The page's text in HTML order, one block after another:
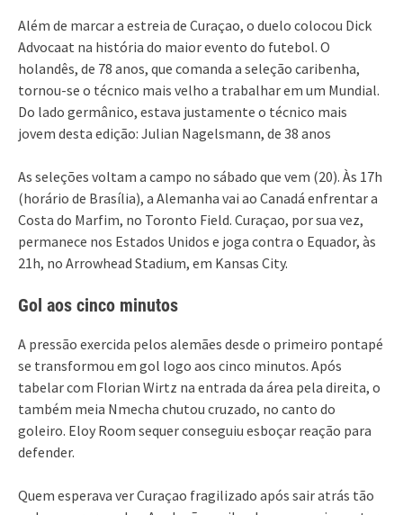
Além de marcar a estreia de Curaçao, o duelo colocou Dick
Advocaat na história do maior evento do futebol. O
holandês, de 78 anos, que comanda a seleção caribenha,
tornou-se o técnico mais velho a trabalhar em um Mundial.
Do lado germânico, estava justamente o técnico mais
jovem desta edição: Julian Nagelsmann, de 38 anos
As seleções voltam a campo no sábado que vem (20). Às 17h
(horário de Brasília), a Alemanha vai ao Canadá enfrentar a
Costa do Marfim, no Toronto Field. Curaçao, por sua vez,
permanece nos Estados Unidos e joga contra o Equador, às
21h, no Arrowhead Stadium, em Kansas City.
Gol aos cinco minutos
A pressão exercida pelos alemães desde o primeiro pontapé
se transformou em gol logo aos cinco minutos. Após
tabelar com Florian Wirtz na entrada da área pela direita, o
também meia Nmecha chutou cruzado, no canto do
goleiro. Eloy Room sequer conseguiu esboçar reação para
defender.
Quem esperava ver Curaçao fragilizado após sair atrás tão